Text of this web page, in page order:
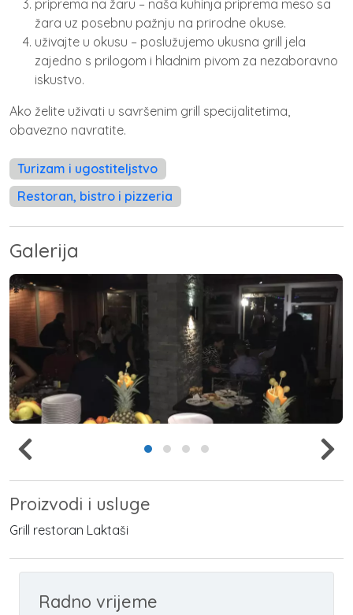
priprema na žaru – naša kuhinja priprema meso sa
žara uz posebnu pažnju na prirodne okuse.
uživajte u okusu – poslužujemo ukusna grill jela
zajedno s prilogom i hladnim pivom za nezaboravno
iskustvo.
Ako želite uživati u savršenim grill specijalitetima,
obavezno navratite.
Turizam i ugostiteljstvo
Restoran, bistro i pizzeria
Galerija
Proizvodi i usluge
Grill restoran Laktaši
Radno vrijeme